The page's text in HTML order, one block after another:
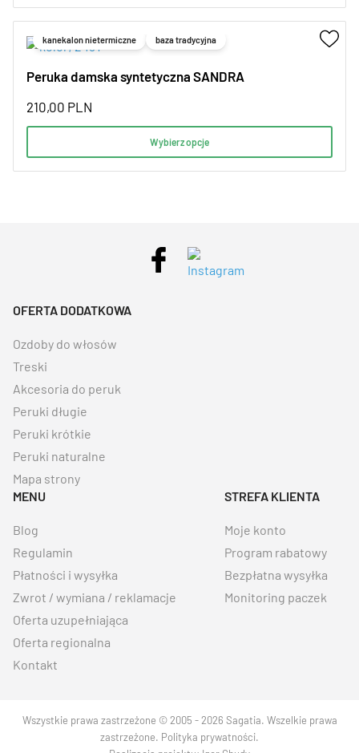
kanekalon nietermiczne baza tradycyjna
Peruka damska syntetyczna SANDRA
210,00 PLN
Wybierz opcje
OFERTA DODATKOWA
Ozdoby do włosów
Treski
Akcesoria do peruk
Peruki długie
Peruki krótkie
Peruki naturalne
Mapa strony
MENU
Blog
Regulamin
Płatności i wysyłka
Zwrot / wymiana / reklamacje
Oferta uzupełniająca
Oferta regionalna
Kontakt
STREFA KLIENTA
Moje konto
Program rabatowy
Bezpłatna wysyłka
Monitoring paczek
Wszystkie prawa zastrzeżone © 2005 - 2026 Sagatia. Wszelkie prawa
zastrzeżone. Polityka prywatności.